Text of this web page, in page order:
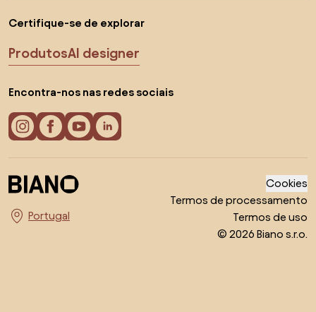
Certifique-se de explorar
ProdutosAI designer
Encontra-nos nas redes sociais
Escolha o país
Cookies
Termos de processamento
Termos de uso
© 2026 Biano s.r.o.